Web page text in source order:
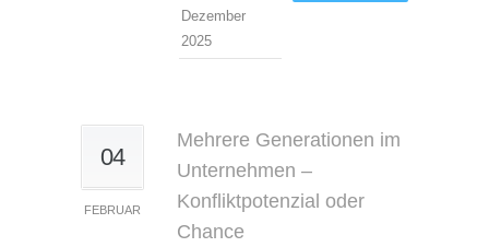
Dezember
2025
04
FEBRUAR
Mehrere Generationen im
Unternehmen –
Konfliktpotenzial oder
Chance